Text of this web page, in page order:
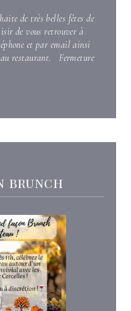
de très belles fêtes de
de vous retrouver à
et par email ainsi
restaurant. Fermeture
brunch